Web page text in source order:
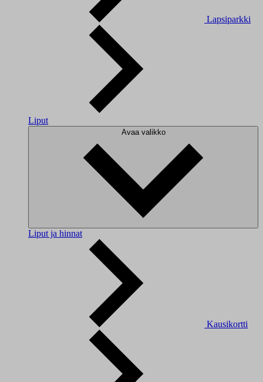
Lapsiparkki
Liput
Avaa valikko
Liput ja hinnat
Kausikortti